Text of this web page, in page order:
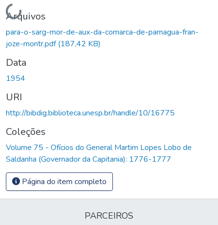
Carregando...
Arquivos
para-o-sarg-mor-de-aux-da-comarca-de-parnagua-fran-
joze-montr.pdf(187,42 KB)
Data
1954
URI
http://bibdig.biblioteca.unesp.br/handle/10/16775
Coleções
Volume 75 - Ofícios do General Martim Lopes Lobo de
Saldanha (Governador da Capitania): 1776-1777
Página do item completo
PARCEIROS